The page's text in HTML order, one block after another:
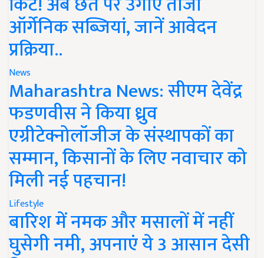
ऑर्गेनिक सब्जियां, जानें आवेदन
प्रक्रिया..
News
Maharashtra News: सीएम देवेंद्र
फडणवीस ने किया ध्रुव
एग्रीटेक्नोलॉजीज के संस्थापकों का
सम्मान, किसानों के लिए नवाचार को
मिली नई पहचान!
Lifestyle
बारिश में नमक और मसालों में नहीं
घुसेगी नमी, अपनाएं ये 3 आसान देसी